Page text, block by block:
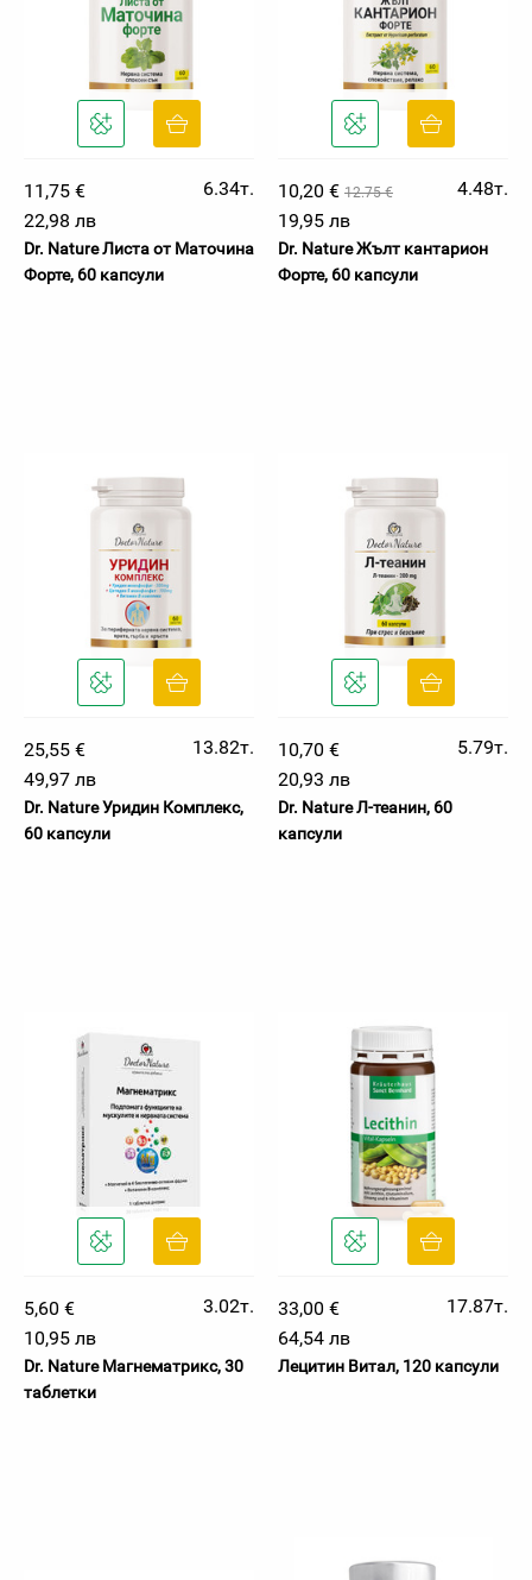
11,75 €
6.34т.
22,98 лв
Dr. Nature Листа от Маточина
Форте, 60 капсули
10,20 € 12.75 €
4.48т.
19,95 лв
Dr. Nature Жълт кантарион
Форте, 60 капсули
25,55 €
13.82т.
49,97 лв
Dr. Nature Уридин Комплекс,
60 капсули
10,70 €
5.79т.
20,93 лв
Dr. Nature Л-теанин, 60
капсули
5,60 €
3.02т.
10,95 лв
Dr. Nature Магнематрикс, 30
таблетки
33,00 €
17.87т.
64,54 лв
Лецитин Витал, 120 капсули